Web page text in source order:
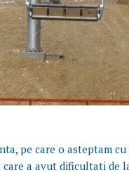
pe care o asteptam
a avut dificultati de